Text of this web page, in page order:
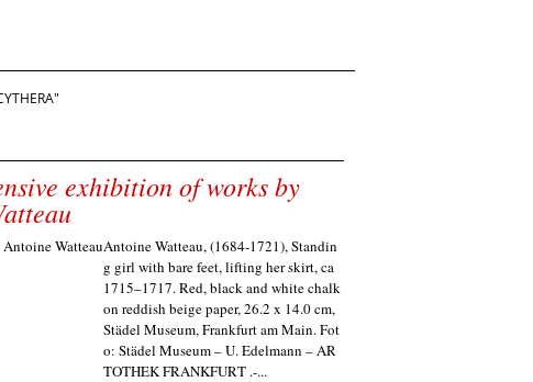
exhibition of works by
Antoine Watteau, (1684-1721), Standin
g girl with bare feet, lifting her skirt, ca
1715–1717. Red, black and white chalk
on reddish beige paper, 26.2 x 14.0 cm,
Städel Museum, Frankfurt am Main. Fot
o: Städel Museum – U. Edelmann – AR
TOTHEK FRANKFURT .-...